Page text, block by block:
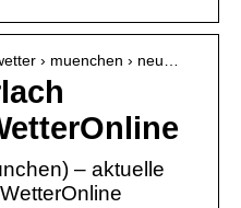
› muenchen › neu…
– aktuelle